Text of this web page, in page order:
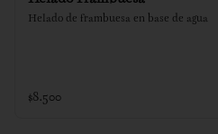
Helado de frambuesa en base de agua
$8.500